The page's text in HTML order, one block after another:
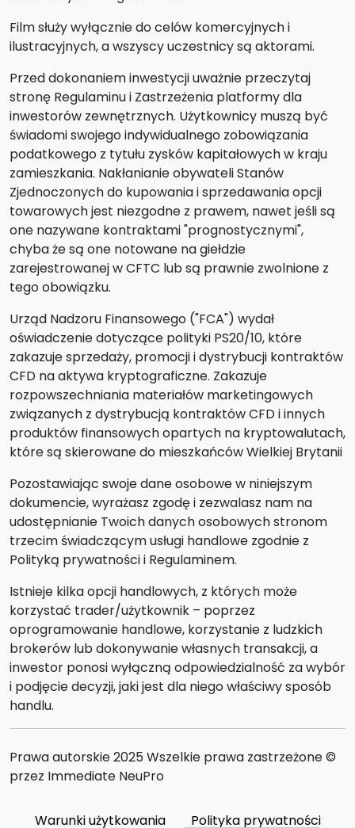
Film służy wyłącznie do celów komercyjnych i
ilustracyjnych, a wszyscy uczestnicy są aktorami.
Przed dokonaniem inwestycji uważnie przeczytaj
stronę Regulaminu i Zastrzeżenia platformy dla
inwestorów zewnętrznych. Użytkownicy muszą być
świadomi swojego indywidualnego zobowiązania
podatkowego z tytułu zysków kapitałowych w kraju
zamieszkania. Nakłanianie obywateli Stanów
Zjednoczonych do kupowania i sprzedawania opcji
towarowych jest niezgodne z prawem, nawet jeśli są
one nazywane kontraktami "prognostycznymi",
chyba że są one notowane na giełdzie
zarejestrowanej w CFTC lub są prawnie zwolnione z
tego obowiązku.
Urząd Nadzoru Finansowego ("FCA") wydał
oświadczenie dotyczące polityki PS20/10, które
zakazuje sprzedaży, promocji i dystrybucji kontraktów
CFD na aktywa kryptograficzne. Zakazuje
rozpowszechniania materiałów marketingowych
związanych z dystrybucją kontraktów CFD i innych
produktów finansowych opartych na kryptowalutach,
które są skierowane do mieszkańców Wielkiej Brytanii
Pozostawiając swoje dane osobowe w niniejszym
dokumencie, wyrażasz zgodę i zezwalasz nam na
udostępnianie Twoich danych osobowych stronom
trzecim świadczącym usługi handlowe zgodnie z
Polityką prywatności i Regulaminem.
Istnieje kilka opcji handlowych, z których może
korzystać trader/użytkownik – poprzez
oprogramowanie handlowe, korzystanie z ludzkich
brokerów lub dokonywanie własnych transakcji, a
inwestor ponosi wyłączną odpowiedzialność za wybór
i podjęcie decyzji, jaki jest dla niego właściwy sposób
handlu.
Prawa autorskie 2025 Wszelkie prawa zastrzeżone ©
przez Immediate NeuPro
Warunki użytkowania Polityka prywatności